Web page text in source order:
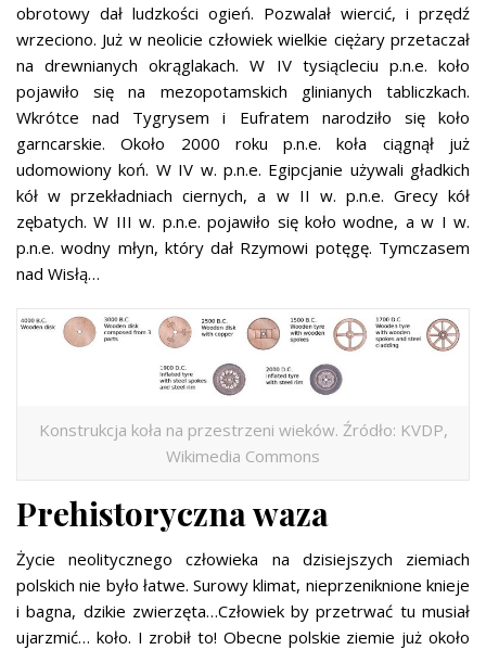
obrotowy dał ludzkości ogień. Pozwalał wiercić, i przędź
wrzeciono. Już w neolicie człowiek wielkie ciężary przetaczał
na drewnianych okrąglakach. W IV tysiącleciu p.n.e. koło
pojawiło się na mezopotamskich glinianych tabliczkach.
Wkrótce nad Tygrysem i Eufratem narodziło się koło
garncarskie. Około 2000 roku p.n.e. koła ciągnął już
udomowiony koń. W IV w. p.n.e. Egipcjanie używali gładkich
kół w przekładniach ciernych, a w II w. p.n.e. Grecy kół
zębatych. W III w. p.n.e. pojawiło się koło wodne, a w I w.
p.n.e. wodny młyn, który dał Rzymowi potęgę. Tymczasem
nad Wisłą…
Konstrukcja koła na przestrzeni wieków. Źródło: KVDP,
Wikimedia Commons
Prehistoryczna waza
Życie neolitycznego człowieka na dzisiejszych ziemiach
polskich nie było łatwe. Surowy klimat, nieprzeniknione knieje
i bagna, dzikie zwierzęta…Człowiek by przetrwać tu musiał
ujarzmić… koło. I zrobił to! Obecne polskie ziemie już około